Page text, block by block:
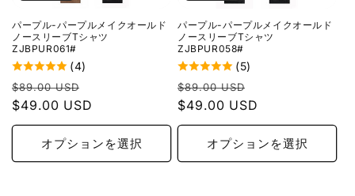
パープル-パープルメイクオールド
ノースリーブTシャツ
ZJBPUR061#
(4)
通
常
価
$89.00 USD
ー
ル
価
格
$49.00 USD
オプションを選択
パープル-パープルメイクオールド
ノースリーブTシャツ
ZJBPUR058#
(5)
通
常
価
$89.00 USD
ー
ル
価
格
$49.00 USD
オプションを選択